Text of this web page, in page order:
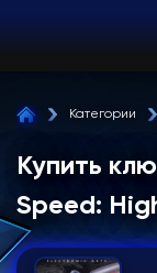
Категории
Купить
Speed: